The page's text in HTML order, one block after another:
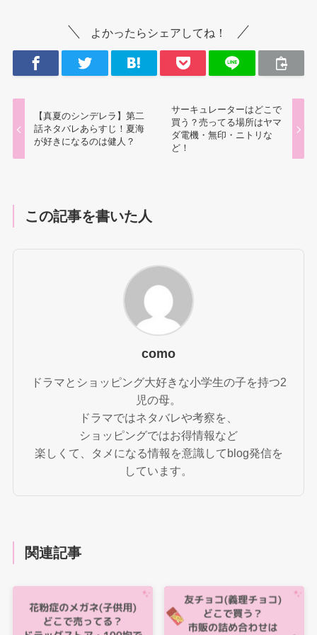
よかったらシェアしてね！
【真夏のシンデレラ】第二
話ネタバレあらすじ！夏海
が好きになるのは健人？
サーキュレーターはどこで
買う？売ってる場所はヤマ
ダ電機・無印・ニトリな
ど！
この記事を書いた人
como
ドラマとショッピング大好きな小学生の子を持つ2
児の母。
ドラマではネタバレや考察を、
ショッピングではお得情報など
楽しくて、タメになる情報を意識してblog発信を
しています。
関連記事